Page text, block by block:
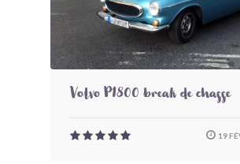
Volvo P1800 break de chasse
19